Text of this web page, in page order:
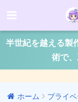
半世紀を越える製
術で
ホーム プライベ